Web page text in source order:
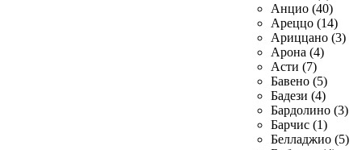
Анцио (40)
Ареццо (14)
Ариццано (3)
Арона (4)
Асти (7)
Бавено (5)
Бадези (4)
Бардолино (3)
Барчис (1)
Белладжио (5)